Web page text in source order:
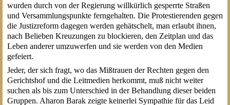
wurden durch von der Regierung willkürlich gesperrte Straßen
und Versammlungspunkte ferngehalten. Die Protestierenden gegen
die Justizreform dagegen werden gehätschelt, man erlaubt ihnen,
nach Belieben Kreuzungen zu blockieren, den Zeitplan und das
Leben anderer umzuwerfen und sie werden von den Medien
gefeiert.
Jeder, der sich fragt, wo das Mißtrauen der Rechten gegen den
Gerichtshof und die Leitmedien herkommt, muß nicht weiter
suchen als bis zum Unterschied in der Behandlung dieser beiden
Gruppen. Aharon Barak zeigte keinerlei Sympathie für das Leid